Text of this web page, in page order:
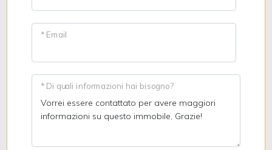
* Email
* Di quali informazioni hai bisogno?